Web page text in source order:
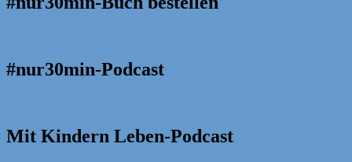
#nur30min-Podcast
Mit Kindern Leben-Podcast